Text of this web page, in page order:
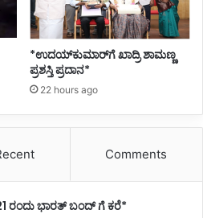
*ಉದಯ್‌ಕುಮಾರ್‌ಗೆ ಖಾದ್ರಿ ಶಾಮಣ್ಣ
ಪ್ರಶಸ್ತಿ ಪ್ರದಾನ*
22 hours ago
Comments
ರಂದು ಭಾರತ್‌ ಬಂದ್‌ ಗೆ ಕರೆ*